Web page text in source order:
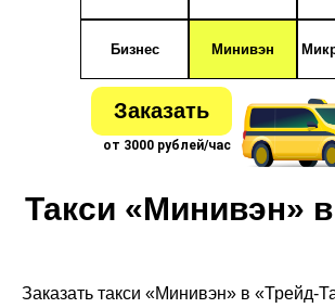
от 3000 рублей/час
Заказать
Бизнес Минивэн
Такси «Минивэн»
Заказать такси «Минивэн» в «Трейд-